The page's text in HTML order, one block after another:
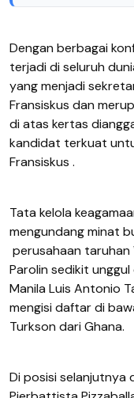
Dengan berbagai
terjadi di seluruh
yang menjadi
Fransiskus dan
di atas kertas
kandidat terkuat
Fransiskus .
Tata kelola
mengundang minat
perusahaan taruhan
Parolin sedikit
Manila Luis Antonio
mengisi daftar di
Turkson dari Ghana.
Di posisi selanjutnya